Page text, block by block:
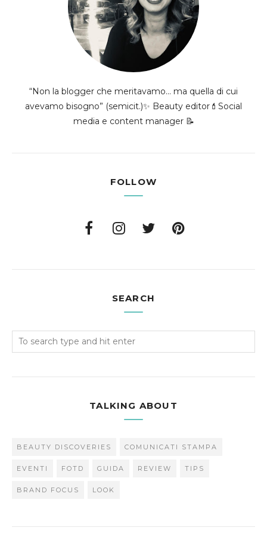
“Non la blogger che meritavamo... ma quella di cui
avevamo bisogno” (semicit.)✨ Beauty editor💄Social
media e content manager 📝
FOLLOW
SEARCH
TALKING ABOUT
BEAUTY DISCOVERIES COMUNICATI STAMPA
EVENTI FOTD GUIDA REVIEW TIPS
BRAND FOCUS LOOK